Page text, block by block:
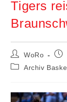
Tigers
Beitrags-
Autor:
WoRo
Beitrags-
Archiv